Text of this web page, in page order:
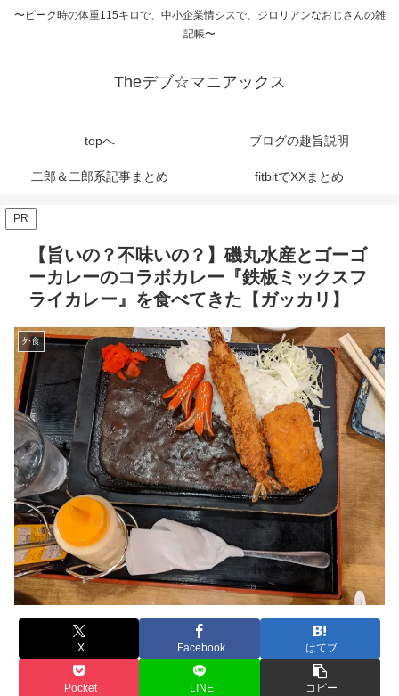
〜ピーク時の体重115キロで、中小企業情シスで、ジロリアンなおじさんの雑
記帳〜
Theデブ☆マニアックス
topへ ブログの趣旨説明
二郎＆二郎系記事まとめ fitbitでXXまとめ
PR
【旨いの？不味いの？】磯丸水産とゴーゴ
ーカレーのコラボカレー『鉄板ミックスフ
ライカレー』を食べてきた【ガッカリ】
外食
X Facebook はてブ
Pocket LINE コピー